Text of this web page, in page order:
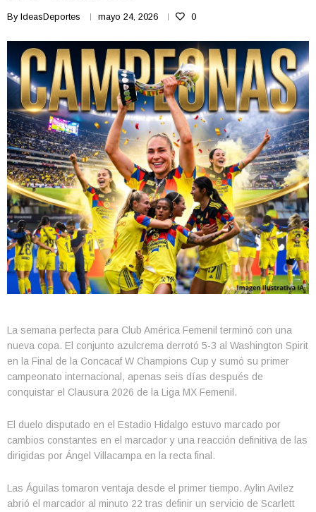
By IdeasDeportes mayo 24, 2026 0
La semana perfecta para Club América Femenil terminó con una
nueva copa. El conjunto azulcrema derrotó 5-3 al Washington Spirit
en la Final de la Concacaf W Champions Cup y sumó su primer
campeonato internacional, apenas seis días después de
conquistar el Clausura 2026 de la Liga MX Femenil.
El duelo disputado en el Estadio Hidalgo estuvo marcado por
cambios constantes en el marcador y una reacción definitiva de las
dirigidas por Ángel Villacampa en la recta final.
Las Águilas tomaron ventaja desde el primer tiempo. Aylin Avilez
abrió el marcador al minuto 22 tras definir un servicio de Scarlett